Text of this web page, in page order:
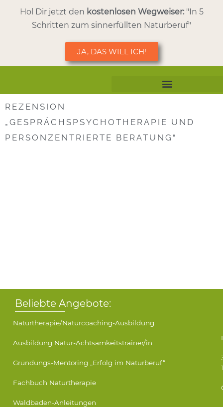
Hol Dir jetzt den kostenlosen Wegweiser:"In 5
Schritten zum sinnerfüllten Naturberuf"
JA, DAS WILL ICH!
REZENSION
„GESPRÄCHSPSYCHOTHERAPIE UND
PERSONZENTRIERTE BERATUNG“
Beliebte Angebote:
Naturtherapie/Naturcoaching-Ausbildung
Ausbildung Natur-Achtsamkeitstrainer/in
Gründungs-Mentoring „Erfolg im Naturberuf“
Fachbuch Naturtherapie
Waldbaden-Anleitungen